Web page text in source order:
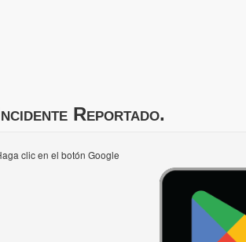
Reportado.
clic en el botón Google